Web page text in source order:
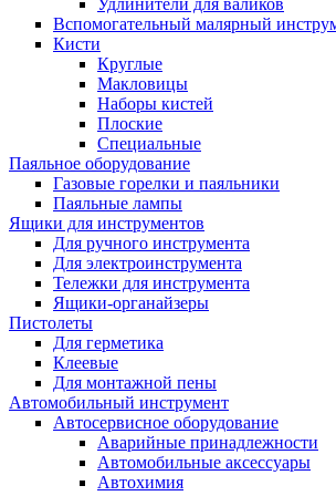
Удлинители для валиков
Вспомогательный малярный
Кисти
Круглые
Макловицы
Наборы кистей
Плоские
Специальные
Паяльное оборудование
Газовые горелки и паяльники
Паяльные лампы
Ящики для инструментов
Для ручного инструмента
Для электроинструмента
Тележки для инструмента
Ящики-органайзеры
Пистолеты
Для герметика
Клеевые
Для монтажной пены
Автомобильный инструмент
Автосервисное оборудование
Аварийные принадлежности
Автомобильные аксессуары
Автохимия